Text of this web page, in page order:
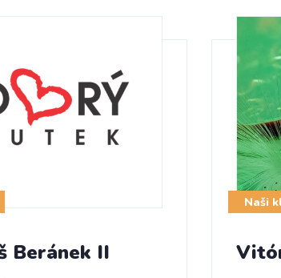
Beránek II
Naši